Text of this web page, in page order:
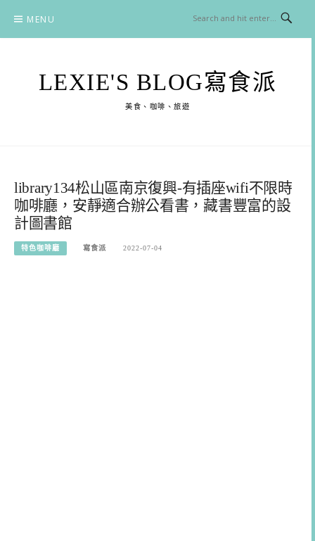
content
MENU
LEXIE'S BLOG寫食派
美食、咖啡、旅遊
library134松山區南京復興-有插座wifi不限時
咖啡廳，安靜適合辦公看書，藏書豐富的設
計圖書館
特色咖啡廳 寫食派 2022-07-04